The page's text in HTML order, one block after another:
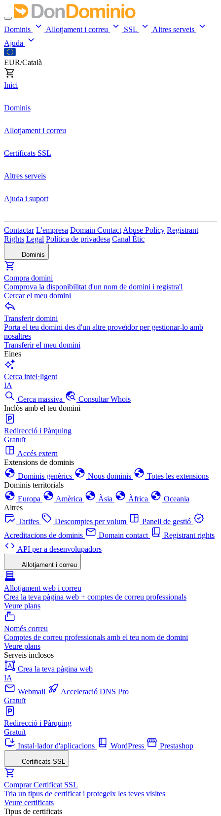
Dominis Allotjament i correu SSL
Altres serveis
Ajuda
EUR/Català
Inici
Dominis
Allotjament i correu
Certificats SSL
Altres serveis
Ajuda i suport
Contactar L'empresa Domain Contact Abuse Policy Registrant
Rights Legal Política de privadesa Canal Ètic
Dominis
Compra domini
Comprova la disponibilitat d'un nom de domini i registra'l
Cercar el meu domini
Transferir domini
Porta el teu domini des d'un altre proveïdor per gestionar-lo amb
nosaltres
Transferir el meu domini
Eines
Cerca intel·ligent
IA
Cerca massiva
Consultar Whois
Inclòs amb el teu domini
Redirecció i Pàrquing
Gratuït
Accés extern
Extensions de dominis
Dominis genèrics
Nous dominis
Totes les extensions
Dominis territorials
Europa
Amèrica Àsia Àfrica
Oceania
Altres
Tarifes
Descomptes per volum
Panell de gestió
Acreditacions de dominis
Domain contact
Registrant rights
API per a desenvolupadors
Allotjament i correu
Allotjament web i correu
Crea la teva pàgina web + comptes de correu professionals
Veure plans
Només correu
Comptes de correu professionals amb el teu nom de domini
Veure plans
Serveis inclosos
Crea la teva pàgina web
IA
Webmail
Acceleració DNS Pro
Gratuït
Redirecció i Pàrquing
Gratuït
Instal·lador d'aplicacions
WordPress Prestashop
Certificats SSL
Comprar Certificat SSL
Tria un tipus de certificat i protegeix les teves visites
Veure certificats
Tipus de certificats